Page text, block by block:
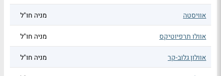
אוויסטה מניה חו"ל
אוולו תרפיוטיקס מניה חו"ל
אוולון גלוב-קר מניה חו"ל